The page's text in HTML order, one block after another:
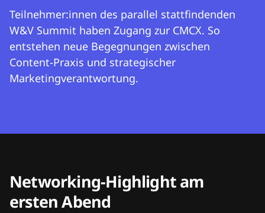
Teilnehmer:innen des parallel stattfindenden
W&V Summit haben Zugang zur CMCX. So
entstehen neue Begegnungen zwischen
Content-Praxis und strategischer
Marketingverantwortung.
Networking-Highlight am
ersten Abend